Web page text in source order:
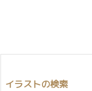
イラストの検索